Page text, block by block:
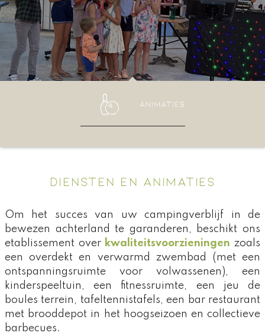
ANIMATIES
DIENSTEN EN ANIMATIES
Om het succes van uw campingverblijf in de
bewezen achterland te garanderen, beschikt ons
etablissement over kwaliteitsvoorzieningen zoals
een overdekt en verwarmd zwembad (met een
ontspanningsruimte voor volwassenen), een
kinderspeeltuin, een fitnessruimte, een jeu de
boules terrein, tafeltennistafels, een bar restaurant
met brooddepot in het hoogseizoen en collectieve
barbecues.